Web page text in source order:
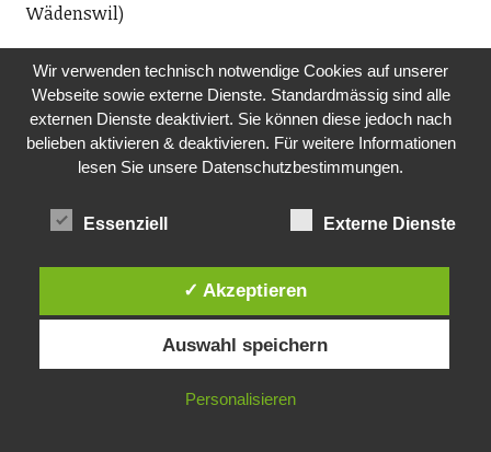
Wädenswil)
FR, 13.11.2026
LETʼS DANCE 45
Verein Letʼs Dance 45 und Sust1840
Wir spielen für Alt und Jung Hits aus der Zeit der
Original-Vinyl-Single 1960ʻs bis 1980ʻs und laden Euch
bar).
KONZERT
Brass Band Posaunenchor Wädenswil
20.00 Uhr, ref. Kirche Oberrieden
Wir verwenden technisch notwendige Cookies auf unserer
Webseite sowie externe Dienste. Standardmässig sind alle
externen Dienste deaktiviert. Sie können diese jedoch nach
belieben aktivieren & deaktivieren. Für weitere Informationen
lesen Sie unsere Datenschutzbestimmungen.
Essenziell Externe Dienste
✓ Akzeptieren
Auswahl speichern
Personalisieren